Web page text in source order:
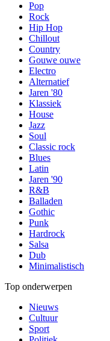
Pop
Rock
Hip Hop
Chillout
Country
Gouwe ouwe
Electro
Alternatief
Jaren '80
Klassiek
House
Jazz
Soul
Classic rock
Blues
Latin
Jaren '90
R&B
Balladen
Gothic
Punk
Hardrock
Salsa
Dub
Minimalistisch
Top onderwerpen
Nieuws
Cultuur
Sport